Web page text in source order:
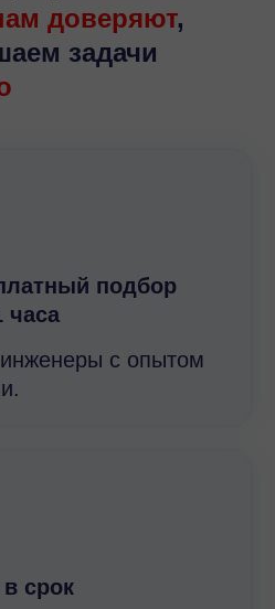
доверяют,
задачи
подбор
часа
с опытом
срок